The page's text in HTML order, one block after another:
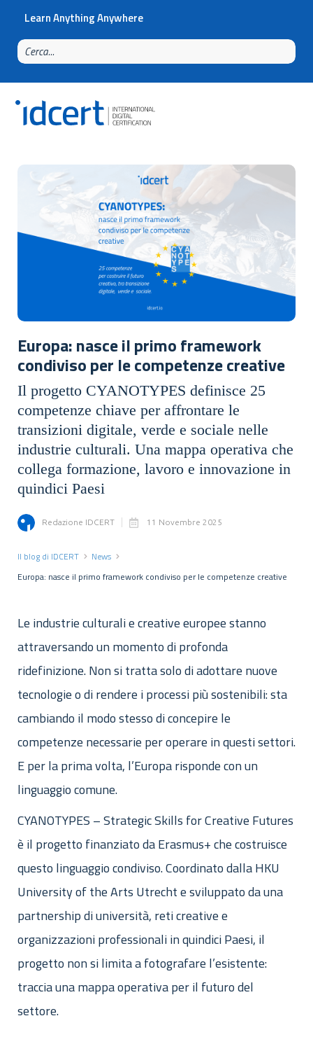
Learn Anything Anywhere
Europa: nasce il primo framework
condiviso per le competenze creative
Il progetto CYANOTYPES definisce 25
competenze chiave per affrontare le
transizioni digitale, verde e sociale nelle
industrie culturali. Una mappa operativa che
collega formazione, lavoro e innovazione in
quindici Paesi
Redazione IDCERT 11 Novembre 2025
Il blog di IDCERT
News
Europa: nasce il primo framework condiviso per le competenze creative
Le industrie culturali e creative europee stanno
attraversando un momento di profonda
ridefinizione. Non si tratta solo di adottare nuove
tecnologie o di rendere i processi più sostenibili: sta
cambiando il modo stesso di concepire le
competenze necessarie per operare in questi settori.
E per la prima volta, l’Europa risponde con un
linguaggio comune.
CYANOTYPES – Strategic Skills for Creative Futures
è il progetto finanziato da Erasmus+ che costruisce
questo linguaggio condiviso. Coordinato dalla HKU
University of the Arts Utrecht e sviluppato da una
partnership di università, reti creative e
organizzazioni professionali in quindici Paesi, il
progetto non si limita a fotografare l’esistente:
traccia una mappa operativa per il futuro del
settore.